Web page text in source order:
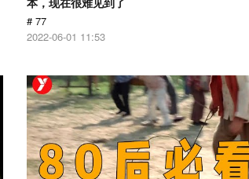
# 77
2022-06-01 11:53